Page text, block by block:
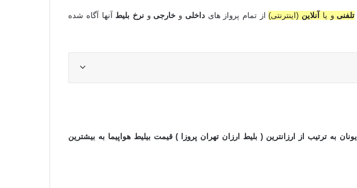
تلفنیو یا آنلاین (اینترنتی)از تمام پرواز هایداخلی و خارجیو نرخ بلیط آنها آگاه شده
به ترتیب از ارزانترین ( بلیط ارزان تهران پروزا ) قیمت بیلیط هواپیما به بیشترین